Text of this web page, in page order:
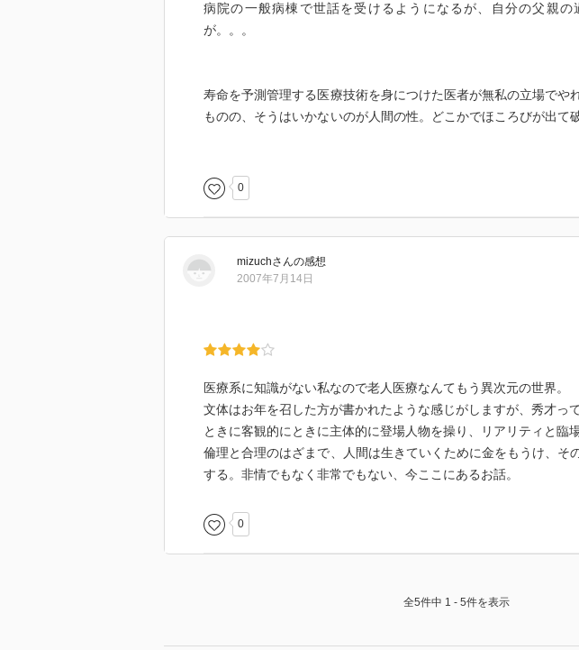
病院の一般病棟で世話を受けるようになるが、自分の父親の
が。。。
寿命を予測管理する医療技術を身につけた医者が無私の立場でや
ものの、そうはいかないのが人間の性。どこかでほころびが出て
ら、迫真とかリアリティといった面で、とってつけたような展開
切れの悪い結末でした。
0
mizuchさんの感想
2007年7月14日
医療系に知識がない私なので老人医療なんてもう異次元の世界。
文体はお年を召した方が書かれたような感じがしますが、秀才っ
ときに客観的にときに主体的に登場人物を操り、リアリティと臨
倫理と合理のはざまで、人間は生きていくために金をもうけ、そ
する。非情でもなく非常でもない、今ここにあるお話。
0
全5件中 1 - 5件を表示